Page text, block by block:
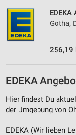
EDEKA
Gotha,
256,19
EDEKA
Hier findest Du
der Umgebung von
EDEKA (Wir lieben